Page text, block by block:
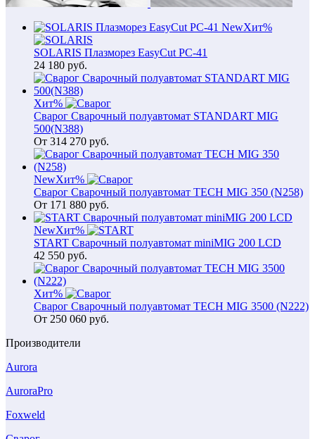
NewХит%
SOLARIS Плазморез EasyCut PC-41
24 180 руб.
Хит%
Сварог Сварочный полуавтомат STANDART MIG
500(N388)
От 314 270 руб.
NewХит%
Сварог Сварочный полуавтомат TECH MIG 350 (N258)
От 171 880 руб.
NewХит%
START Сварочный полуавтомат miniMIG 200 LCD
42 550 руб.
Хит%
Сварог Сварочный полуавтомат TECH MIG 3500 (N222)
От 250 060 руб.
Производители
Aurora
AuroraPro
Foxweld